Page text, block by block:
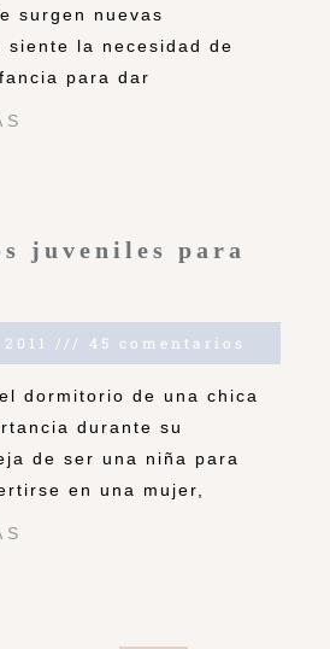
surgen nuevas
siente la necesidad de
para dar
juveniles para
45 comentarios
dormitorio de una chica
durante su
de ser una niña para
en una mujer,